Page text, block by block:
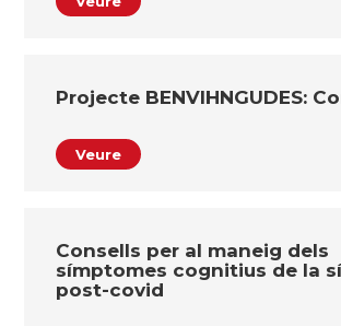
Projecte BENVIHNGUDES:
Veure
Consells per al maneig dels
símptomes cognitius de la
post-covid